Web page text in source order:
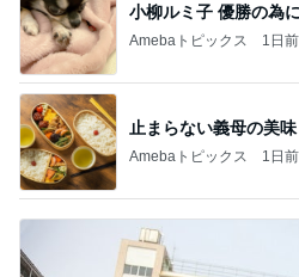
小柳ルミ子 優勝の為
Amebaトピックス 1日前
止まらない義母の美
Amebaトピックス 1日前